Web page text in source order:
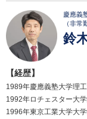
慶應義
（非常
鈴
【経歴】
1989年慶應義塾大学理
1992年ロチェスター大
1996年東京工業大学大